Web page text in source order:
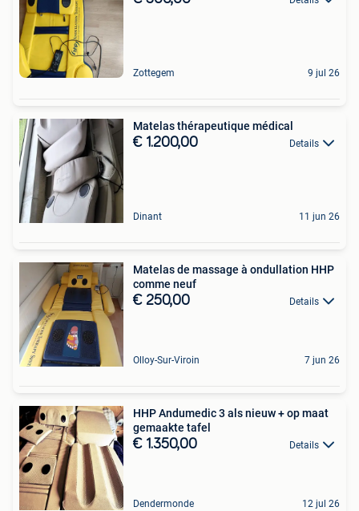
Zottegem 9 jul 26
Matelas thérapeutique médical
€ 1.200,00 Details
Dinant 11 jun 26
Matelas de massage à ondullation HHP
comme neuf
€ 250,00 Details
Olloy-Sur-Viroin 7 jun 26
HHP Andumedic 3 als nieuw + op maat
gemaakte tafel
€ 1.350,00 Details
Dendermonde 12 jul 26